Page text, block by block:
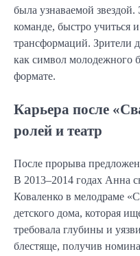
была узнаваемой звездой.
команде, быстро учиться
трансформаций.
как символ молодежного
формате.
Карьера после
ролей и театр
После прорыва
В 2013–2014 годах Анна
Коваленко в мелодраме
детского дома, которая
требовала глубины и
блестяще, получив